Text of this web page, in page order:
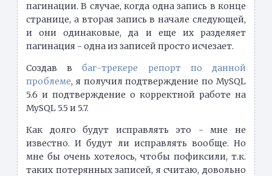
пагинации. В случае, когда одна запись в конце
странице, а вторая запись в начале следующей,
и они одинаковые, да и еще их разделяет
пагинация - одна из записей просто исчезает.
Создав вбаг-трекере репорт по данной
проблеме, я получил подтверждение по MySQL
5.6 и подтверждение о корректной работе на
MySQL 5.5 и 5.7.
Как долго будут исправлять это - мне не
известно. И будут ли исправлять вообще. Но
мне бы очень хотелось, чтобы пофиксили, т.к.
таких потерянных записей, я считаю, довольно